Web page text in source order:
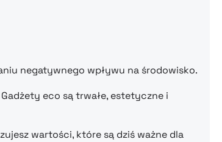
negatywnego wpływu na środowisko.
eco są trwałe, estetyczne i
wartości, które są dziś ważne dla